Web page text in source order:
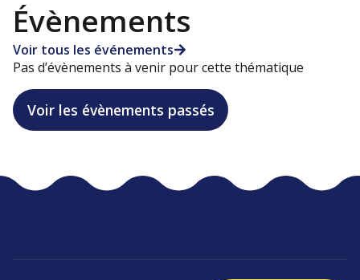
Évènements
Voir tous les événements
Pas d’évènements à venir pour cette thématique
Voir les évènements passés